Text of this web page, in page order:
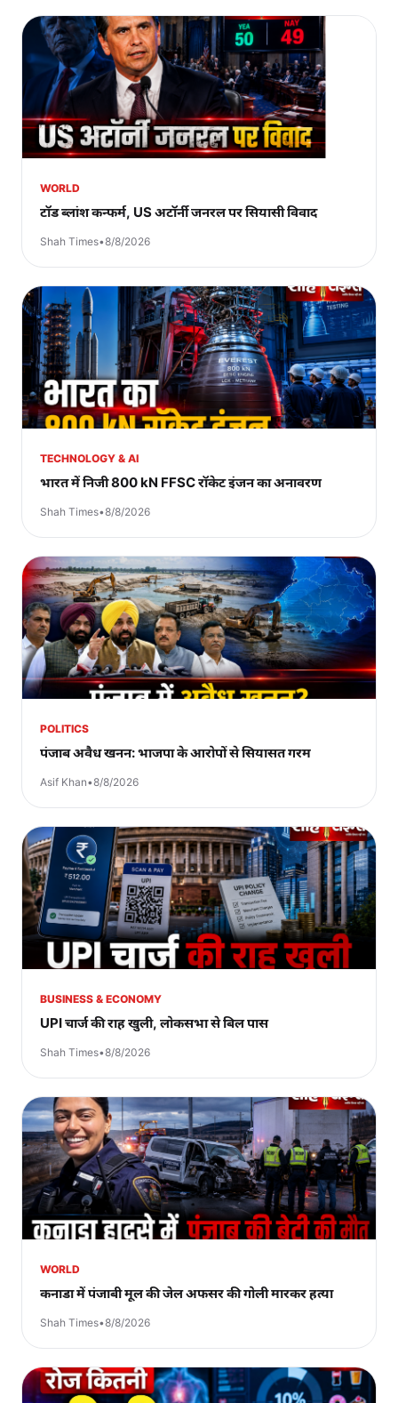
WORLD
टॉड ब्लांश कन्फर्म, US अटॉर्नी जनरल पर सियासी विवाद
Shah Times•8/8/2026
TECHNOLOGY & AI
भारत में निजी 800 kN FFSC रॉकेट इंजन का अनावरण
Shah Times•8/8/2026
POLITICS
पंजाब अवैध खनन: भाजपा के आरोपों से सियासत गरम
Asif Khan•8/8/2026
BUSINESS & ECONOMY
UPI चार्ज की राह खुली, लोकसभा से बिल पास
Shah Times•8/8/2026
WORLD
कनाडा में पंजाबी मूल की जेल अफसर की गोली मारकर हत्या
Shah Times•8/8/2026